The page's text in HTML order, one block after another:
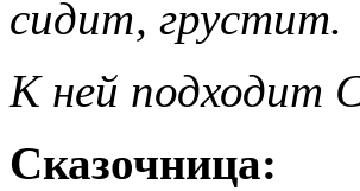
сидит, грустит.
К ней подходит
Сказочница: